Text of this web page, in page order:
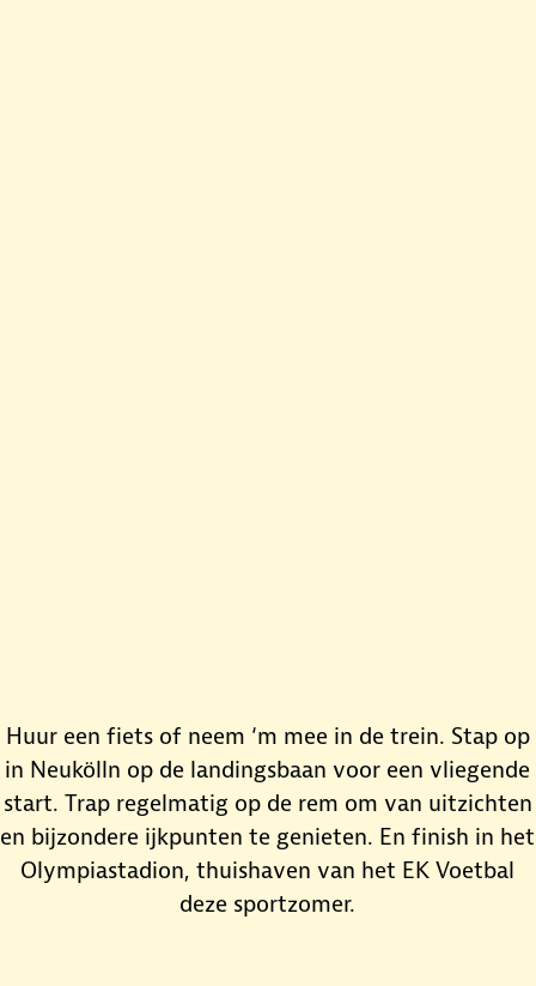
Huur een fiets of neem ‘m mee in de trein. Stap op
in Neukölln op de landingsbaan voor een vliegende
start. Trap regelmatig op de rem om van uitzichten
en bijzondere ijkpunten te genieten. En finish in het
Olympiastadion, thuishaven van het EK Voetbal
deze sportzomer.